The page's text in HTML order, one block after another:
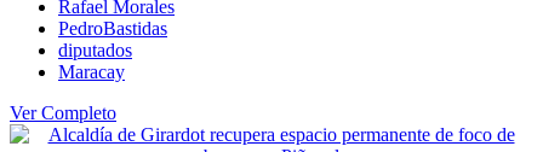
Rafael Morales
PedroBastidas
diputados
Maracay
Ver Completo